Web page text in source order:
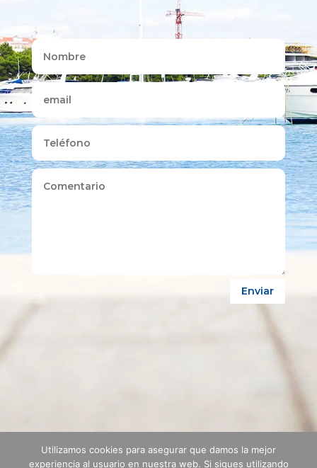
Enviar
Utilizamos cookies para asegurar que damos la mejor
experiencia al usuario en nuestra web. Si sigues utilizando